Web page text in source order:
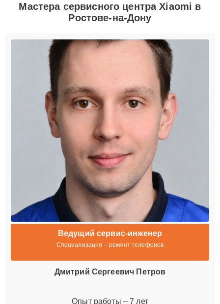
Мастера сервисного центра Xiaomi в
Ростове-на-Дону
Ведущий сервис-инженер
Специализация – ремонт телефонов
Дмитрий Сергеевич Петров
Опыт работы – 7 лет